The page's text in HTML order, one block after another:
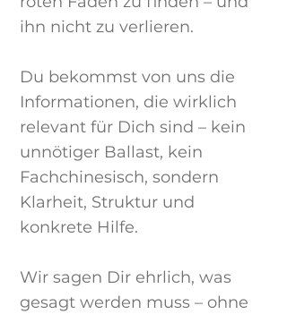
ihn nicht zu verlieren.
Du bekommst von uns die
Informationen, die wirklich
relevant für Dich sind – kein
unnötiger Ballast, kein
Fachchinesisch, sondern
Klarheit, Struktur und
konkrete Hilfe.
Wir sagen Dir ehrlich, was
gesagt werden muss – ohne